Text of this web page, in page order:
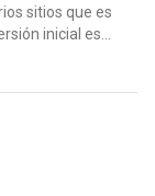
sitios que es
inicial es...